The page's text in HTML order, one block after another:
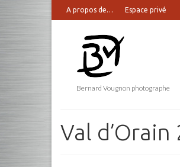
A propos de… Espace privé
Bernard Vougnon photographe
Val d’Orain